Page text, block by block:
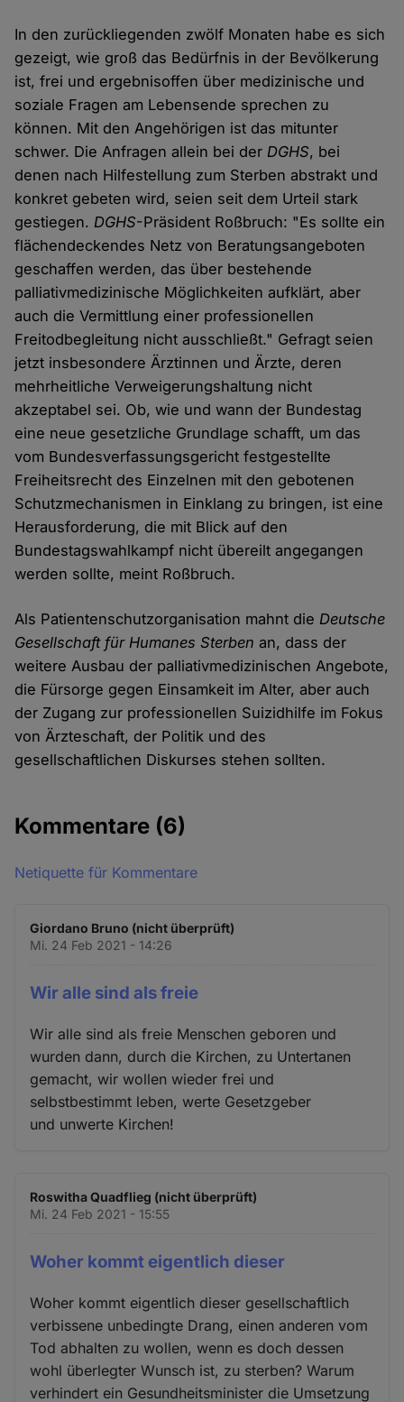
In den zurückliegenden zwölf Monaten habe es sich
gezeigt, wie groß das Bedürfnis in der Bevölkerung
ist, frei und ergebnisoffen über medizinische und
soziale Fragen am Lebensende sprechen zu
können. Mit den Angehörigen ist das mitunter
schwer. Die Anfragen allein bei derDGHS, bei
denen nach Hilfestellung zum Sterben abstrakt und
konkret gebeten wird, seien seit dem Urteil stark
gestiegen.DGHS-Präsident Roßbruch: "Es sollte ein
flächendeckendes Netz von Beratungsangeboten
geschaffen werden, das über bestehende
palliativmedizinische Möglichkeiten aufklärt, aber
auch die Vermittlung einer professionellen
Freitodbegleitung nicht ausschließt." Gefragt seien
jetzt insbesondere Ärztinnen und Ärzte, deren
mehrheitliche Verweigerungshaltung nicht
akzeptabel sei. Ob, wie und wann der Bundestag
eine neue gesetzliche Grundlage schafft, um das
vom Bundesverfassungsgericht festgestellte
Freiheitsrecht des Einzelnen mit den gebotenen
Schutzmechanismen in Einklang zu bringen, ist eine
Herausforderung, die mit Blick auf den
Bundestagswahlkampf nicht übereilt angegangen
werden sollte, meint Roßbruch.
Als Patientenschutzorganisation mahnt dieDeutsche
Gesellschaft für Humanes Sterben an, dass der
weitere Ausbau der palliativmedizinischen Angebote,
die Fürsorge gegen Einsamkeit im Alter, aber auch
der Zugang zur professionellen Suizidhilfe im Fokus
von Ärzteschaft, der Politik und des
gesellschaftlichen Diskurses stehen sollten.
Kommentare (6)
Netiquette für Kommentare
Giordano Bruno (nicht überprüft)
Mi. 24 Feb 2021 - 14:26
Wir alle sind als freie
Wir alle sind als freie Menschen geboren und
wurden dann, durch die Kirchen, zu Untertanen
gemacht, wir wollen wieder frei und
selbstbestimmt leben, werte Gesetzgeber
und unwerte Kirchen!
Roswitha Quadflieg (nicht überprüft)
Mi. 24 Feb 2021 - 15:55
Woher kommt eigentlich dieser
Woher kommt eigentlich dieser gesellschaftlich
verbissene unbedingte Drang, einen anderen vom
Tod abhalten zu wollen, wenn es doch dessen
wohl überlegter Wunsch ist, zu sterben? Warum
verhindert ein Gesundheitsminister die Umsetzung